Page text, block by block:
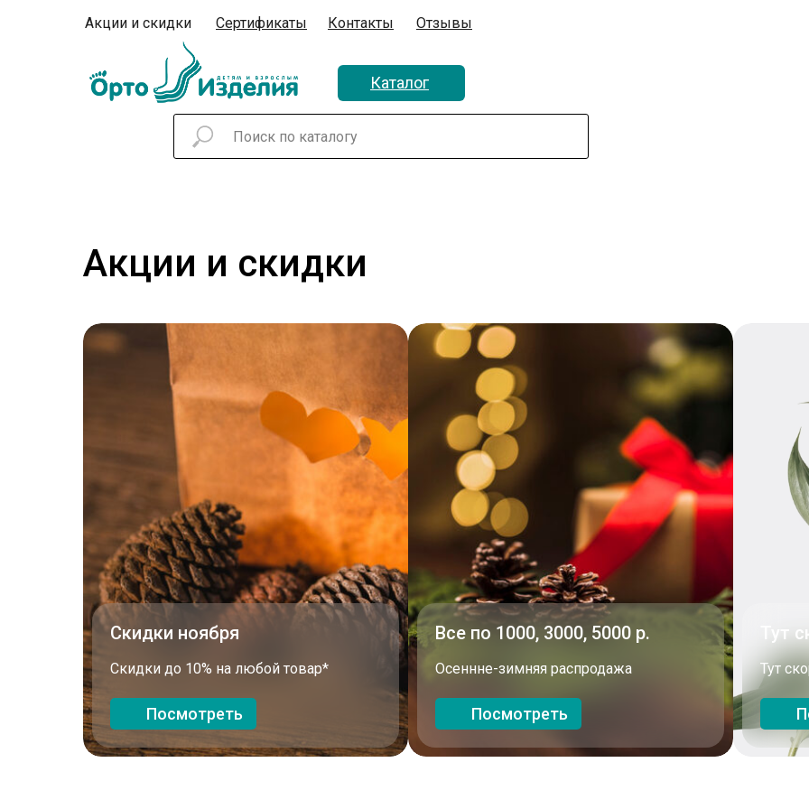
Акции и скидки Сертификаты Отзывы
Контакты
Каталог
Акции и скидки
Скидки ноября
Скидки до 10% на любой товар*
Посмотреть
Все по 1000, 3000, 5000 р.
Осеннне-зимняя распродажа
Посмотреть
Тут
Тут